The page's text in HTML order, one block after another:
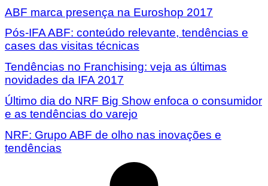
ABF marca presença na Euroshop 2017
Pós-IFA ABF: conteúdo relevante, tendências e
cases das visitas técnicas
Tendências no Franchising: veja as últimas
novidades da IFA 2017
Último dia do NRF Big Show enfoca o consumidor
e as tendências do varejo
NRF: Grupo ABF de olho nas inovações e
tendências